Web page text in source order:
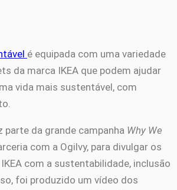
é equipada com uma variedade
da marca IKEA que podem ajudar
vida mais sustentável, com
parte da grande campanha Why We
com a Ogilvy, para divulgar os
com a sustentabilidade, inclusão
foi produzido um vídeo dos